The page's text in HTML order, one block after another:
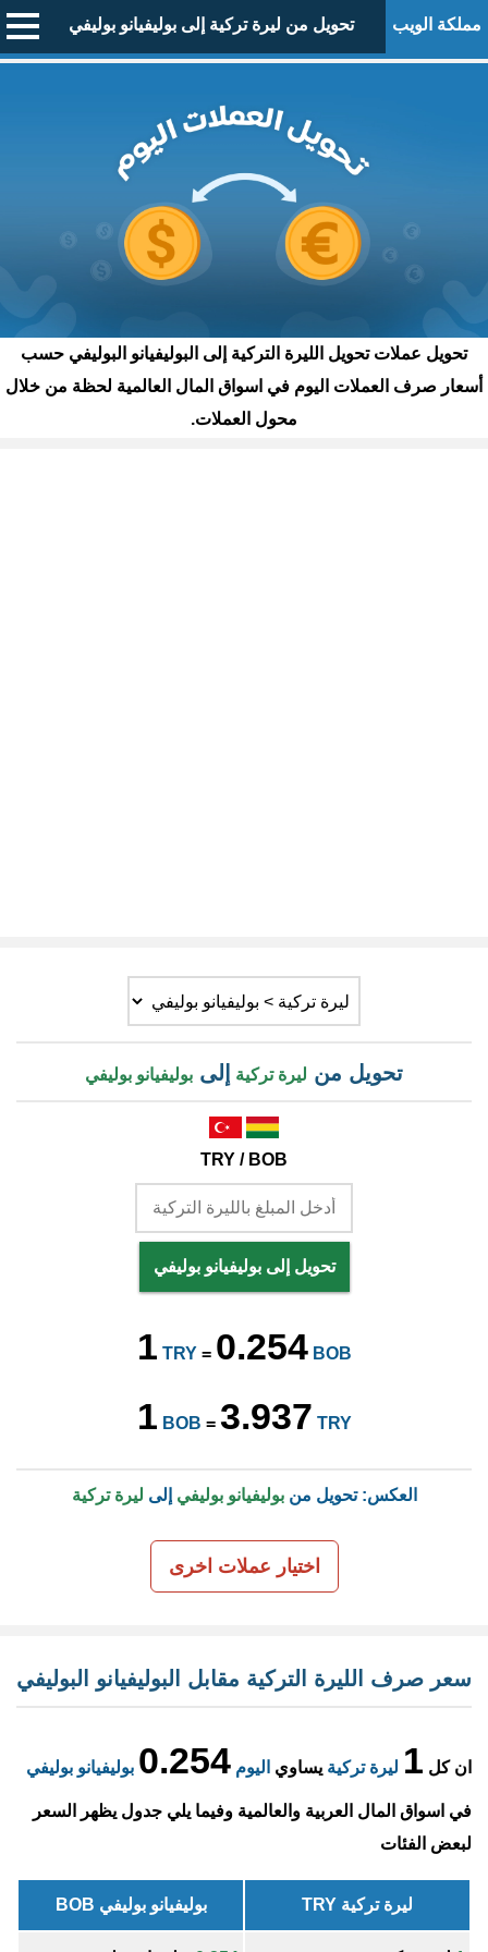
مملكة الويب تحويل من ليرة تركية إلى بوليفيانو بوليفي
تحويل عملات تحويل الليرة التركية إلى البوليفيانو البوليفي حسب
أسعار صرف العملات اليوم في اسواق المال العالمية لحظة من خلال
محول العملات.
تحويل من ليرة تركية إلى بوليفيانو بوليفي
TRY / BOB
تحويل إلى بوليفيانو بوليفي
1 TRY= 0.254 BOB
1 BOB = 3.937 TRY
العكس: تحويل منبوليفيانو بوليفي إلى ليرة تركية
اختيار عملات اخرى
سعر صرف الليرة التركية مقابل البوليفيانو البوليفي
ان كل 1 ليرة تركية يساوي اليوم 0.254 بوليفيانو بوليفي
في اسواق المال العربية والعالمية وفيما يلي جدول يظهر السعر
لبعض الفئات
ليرة تركية TRY بوليفيانو بوليفي BOB